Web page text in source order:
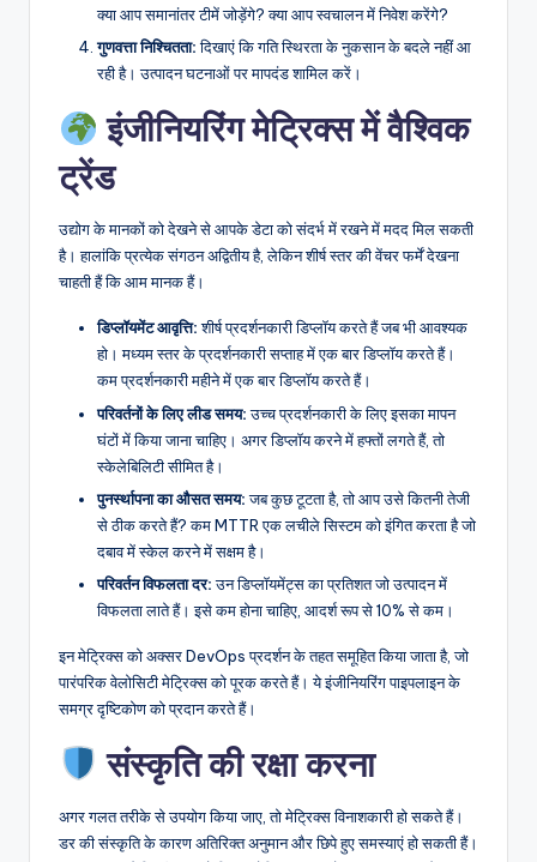
क्या आप समानांतर टीमें जोड़ेंगे? क्या आप स्वचालन में निवेश करेंगे?
गुणवत्ता निश्चितता:दिखाएं कि गति स्थिरता के नुकसान के बदले नहीं आ
रही है। उत्पादन घटनाओं पर मापदंड शामिल करें।
इंजीनियरिंग मेट्रिक्स में वैश्विक
ट्रेंड
उद्योग के मानकों को देखने से आपके डेटा को संदर्भ में रखने में मदद मिल सकती
है। हालांकि प्रत्येक संगठन अद्वितीय है, लेकिन शीर्ष स्तर की वेंचर फर्में देखना
चाहती हैं कि आम मानक हैं।
डिप्लॉयमेंट आवृत्ति:शीर्ष प्रदर्शनकारी डिप्लॉय करते हैं जब भी आवश्यक
हो। मध्यम स्तर के प्रदर्शनकारी सप्ताह में एक बार डिप्लॉय करते हैं।
कम प्रदर्शनकारी महीने में एक बार डिप्लॉय करते हैं।
परिवर्तनों के लिए लीड समय:उच्च प्रदर्शनकारी के लिए इसका मापन
घंटों में किया जाना चाहिए। अगर डिप्लॉय करने में हफ्तों लगते हैं, तो
स्केलेबिलिटी सीमित है।
पुनर्स्थापना का औसत समय:जब कुछ टूटता है, तो आप उसे कितनी तेजी
से ठीक करते हैं? कम MTTR एक लचीले सिस्टम को इंगित करता है जो
दबाव में स्केल करने में सक्षम है।
परिवर्तन विफलता दर:उन डिप्लॉयमेंट्स का प्रतिशत जो उत्पादन में
विफलता लाते हैं। इसे कम होना चाहिए, आदर्श रूप से 10% से कम।
इन मेट्रिक्स को अक्सर DevOps प्रदर्शन के तहत समूहित किया जाता है, जो
पारंपरिक वेलोसिटी मेट्रिक्स को पूरक करते हैं। ये इंजीनियरिंग पाइपलाइन के
समग्र दृष्टिकोण को प्रदान करते हैं।
संस्कृति की रक्षा करना
अगर गलत तरीके से उपयोग किया जाए, तो मेट्रिक्स विनाशकारी हो सकते हैं।
डर की संस्कृति के कारण अतिरिक्त अनुमान और छिपे हुए समस्याएं हो सकती हैं।